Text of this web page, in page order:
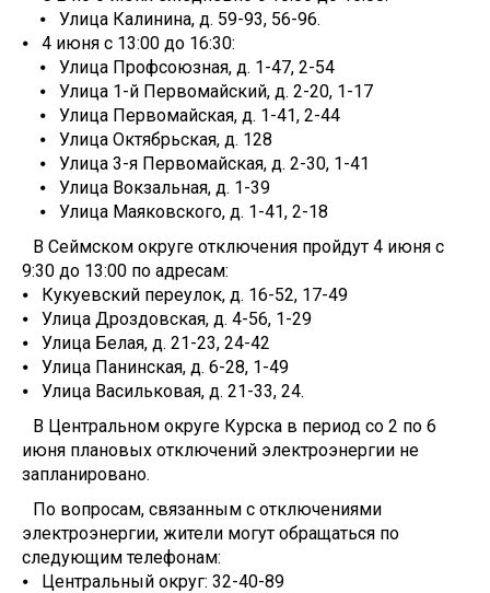
⦁ Улица Калинина, д. 59-93, 56-96.
⦁ 4 июня с 13:00 до 16:30:
⦁ Улица Профсоюзная, д. 1-47, 2-54
⦁ Улица 1-й Первомайский, д. 2-20, 1-17
⦁ Улица Первомайская, д. 1-41, 2-44
⦁ Улица Октябрьская, д. 128
⦁ Улица 3-я Первомайская, д. 2-30, 1-41
⦁ Улица Вокзальная, д. 1-39
⦁ Улица Маяковского, д. 1-41, 2-18
В Сеймском округе отключения пройдут 4 июня с
9:30 до 13:00 по адресам:
⦁ Кукуевский переулок, д. 16-52, 17-49
⦁ Улица Дроздовская, д. 4-56, 1-29
⦁ Улица Белая, д. 21-23, 24-42
⦁ Улица Панинская, д. 6-28, 1-49
⦁ Улица Васильковая, д. 21-33, 24.
В Центральном округе Курска в период со 2 по 6
июня плановых отключений электроэнергии не
запланировано.
По вопросам, связанным с отключениями
электроэнергии, жители могут обращаться по
следующим телефонам:
⦁ Центральный округ: 32-40-89